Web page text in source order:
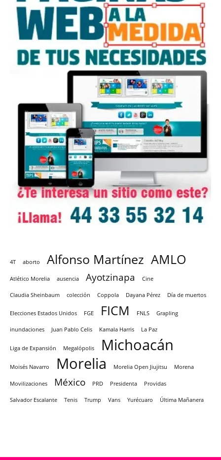
4T aborto Alfonso Martínez AMLO
Atlético Morelia ausencia Ayotzinapa Cine
Claudia Sheinbaum colección Coppola Dayana Pérez Día de muertos
Elecciones Estados Unidos FGE FICM FNLS Grapling
inundaciones Juan Pablo Celis Kamala Harris La Paz
Liga de Expansión Megalópolis Michoacán
Moisés Navarro Morelia Morelia Open Jiujitsu Morena
Movilizaciones México PRD Presidenta Providas
Salvador Escalante Tenis Trump Vans Yurécuaro Última Mañanera